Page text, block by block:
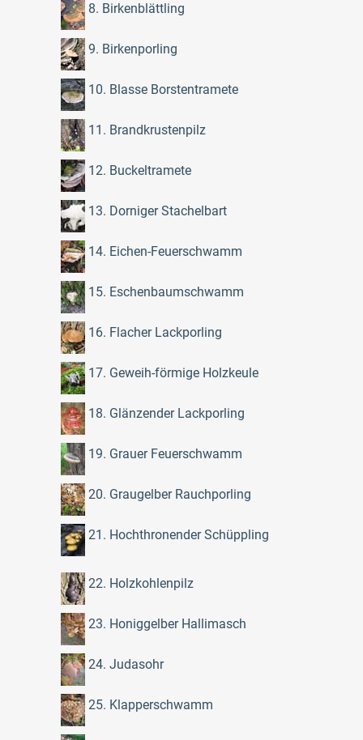
8. Birkenblättling
9. Birkenporling
10. Blasse Borstentramete
11. Brandkrustenpilz
12. Buckeltramete
13. Dorniger Stachelbart
14. Eichen-Feuerschwamm
15. Eschenbaumschwamm
16. Flacher Lackporling
17. Geweih-förmige Holzkeule
18. Glänzender Lackporling
19. Grauer Feuerschwamm
20. Graugelber Rauchporling
21. Hochthronender Schüppling
22. Holzkohlenpilz
23. Honiggelber Hallimasch
24. Judasohr
25. Klapperschwamm